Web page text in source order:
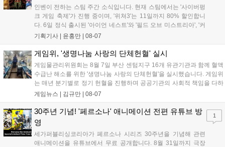
인벤이 전하는 스팀 주간 소식입니다. 현재 스팀에서는 '사이버펑
크 게임 축제'가 진행 중이며, '위쳐3'는 11일까지 80% 할인합니
다. 6일 정식 출시된 '아이언 네스트'와 '필드 오브 미스트리아', '커
세어 코브'가 호평받고 있습니다. 한편, 7일 출시된 '마블 투혼'은
다. 유비소프트의 '고스트리콘: 와일드랜드'는 7년 만의 대규모 업
기획기사 | 윤홍만 | 08-07
게임위, '생명나눔 사랑의 단체헌혈' 실시
게임물관리위원회는 8월 7일 부산 센텀지구 16개 유관기관과 함께 혈액
수급난 해소를 위한 '생명나눔 사랑의 단체헌혈'을 실시했습니다. 게임위
는 매년 분기별로 정기 헌혈을 진행하며 공공기관의 사회적 책임을 다하
고 있으며, 이번 행사에는 영화진흥위원회 등 14개 기관 임직원이 동참
따뜻한 실천에 참여한 모든 임직원에게 감사의 뜻을 전하며 헌혈 문화
확산에 앞장섰습니다....
게임뉴스 | 김규만 | 08-07
30주년 기념! '페르소나' 애니메이션 전편 유튜브 방
영
세가퍼블리싱코리아가 페르소나 시리즈 30주년을 기념해 관련
애니메이션을 유튜브에서 무료 공개합니다. 8월 31일까지 극장
1